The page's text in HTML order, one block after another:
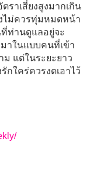
ราเสี่ยงสูงมากเกิน
งไม่ควรทุ่มหมดหน้า
ท่านดูแลอยู่จะ
มาในแบบคนที่เข้า
ม แต่ในระยะยาว
กใคร่ควรงดเอาไว้